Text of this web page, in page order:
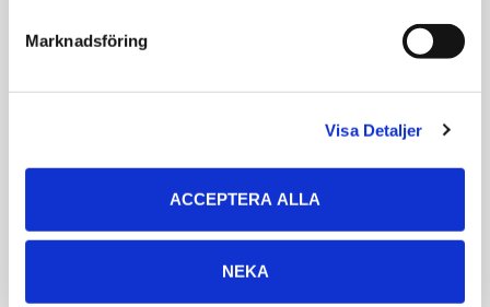
Marknadsföring
Visa Detaljer
ACCEPTERA ALLA
NEKA
Monster Rawhide
strupe, 100% svenska
Rauh Beef Chips S
(miniflisa)
vis av nötskinn, utan
10